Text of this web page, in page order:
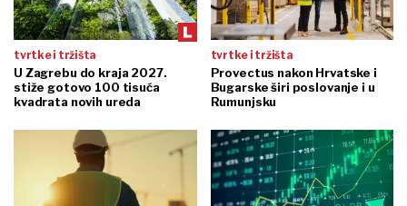
Rast cijena nekretnina u
Hrvatskoj ne bi srušila ni
ozbiljna kriza
Migrantska kriza u Ceuti
razotkrila ranjivost EU
granica
UČITAJ VIŠE